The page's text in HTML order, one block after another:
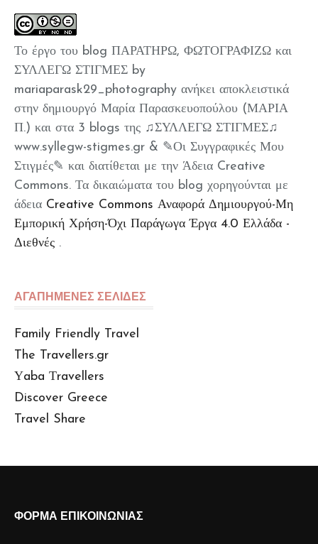
Το έργο του blog ΠΑΡΑΤΗΡΩ, ΦΩΤΟΓΡΑΦΙΖΩ και
ΣΥΛΛΕΓΩ ΣΤΙΓΜΕΣ by
mariaparask29_photography ανήκει αποκλειστικά
στην δημιουργό Μαρία Παρασκευοπούλου (ΜΑΡΙΑ
Π.) και στα 3 blogs της ♫ΣΥΛΛΕΓΩ ΣΤΙΓΜΕΣ♫
www.syllegw-stigmes.gr & ✎Οι Συγγραφικές Μου
Στιγμές✎ και διατίθεται με την Άδεια Creative
Commons. Τα δικαιώματα του blog χορηγούνται με
άδεια Creative Commons Αναφορά Δημιουργού-Μη
Εμπορική Χρήση-Όχι Παράγωγα Έργα 4.0 Ελλάδα -
Διεθνές .
ΑΓΑΠΗΜΕΝΕΣ ΣΕΛΙΔΕΣ
Family Friendly Travel
The Travellers.gr
Υaba Τravellers
Discover Greece
Travel Share
ΦΟΡΜΑ ΕΠΙΚΟΙΝΩΝΙΑΣ